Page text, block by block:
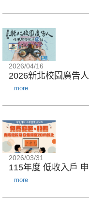
2026/04/16
2026新北校園廣告
more
2026/03/31
115年度 低收入戶
more